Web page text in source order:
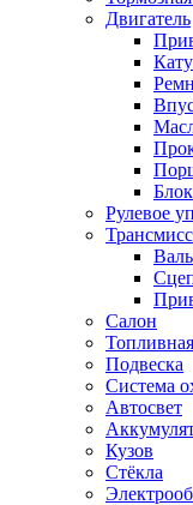
Двигатель
Рулевое
Салон
Подвеска
Система
Автосвет
Кузов
Стёкла